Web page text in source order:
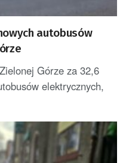
autobusów
Górze za 32,6
elektrycznych,